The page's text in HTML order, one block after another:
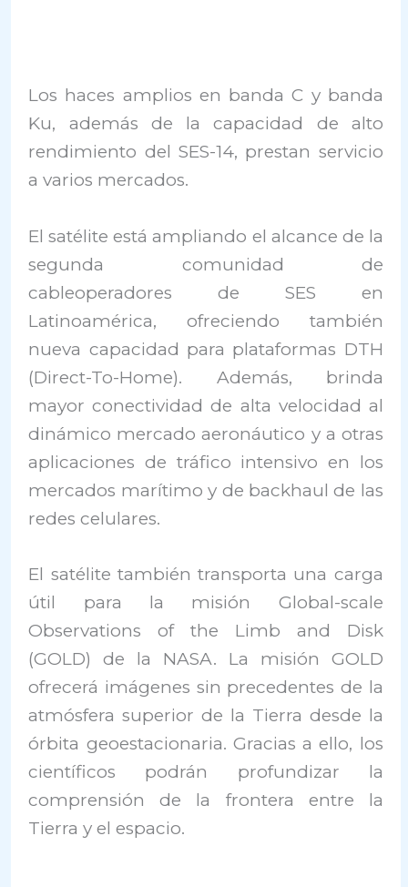
Los haces amplios en banda C y banda
Ku, además de la capacidad de alto
rendimiento del SES-14, prestan servicio
a varios mercados.
El satélite está ampliando el alcance de la
segunda comunidad de
cableoperadores de SES en
Latinoamérica, ofreciendo también
nueva capacidad para plataformas DTH
(Direct-To-Home). Además, brinda
mayor conectividad de alta velocidad al
dinámico mercado aeronáutico y a otras
aplicaciones de tráfico intensivo en los
mercados marítimo y de backhaul de las
redes celulares.
El satélite también transporta una carga
útil para la misión Global-scale
Observations of the Limb and Disk
(GOLD) de la NASA. La misión GOLD
ofrecerá imágenes sin precedentes de la
atmósfera superior de la Tierra desde la
órbita geoestacionaria. Gracias a ello, los
científicos podrán profundizar la
comprensión de la frontera entre la
Tierra y el espacio.